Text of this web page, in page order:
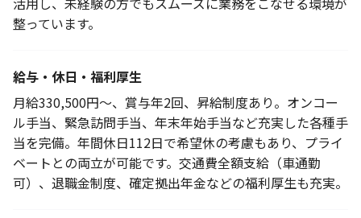
整っています。
給与・休日・福利厚生
月給330,500円～、賞与年2回、昇給制度あり。オンコー
ル手当、緊急訪問手当、年末年始手当など充実した各種手
当を完備。年間休日112日で希望休の考慮もあり、プライ
ベートとの両立が可能です。交通費全額支給（車通勤
可）、退職金制度、確定拠出年金などの福利厚生も充実。